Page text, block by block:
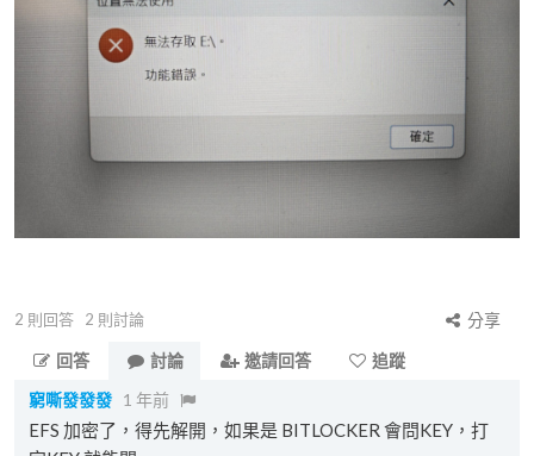
2 則回答 2 則討論
分享
回答
討論 邀請回答
追蹤
窮嘶發發發 1 年前
EFS 加密了，得先解開，如果是 BITLOCKER 會問KEY，打